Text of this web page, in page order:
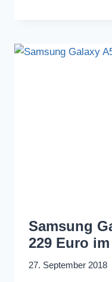
Samsung
229 Euro
27. September 2018